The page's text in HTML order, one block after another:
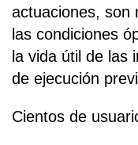
actuaciones, son
las condiciones
la vida útil de las
de ejecución
Cientos de